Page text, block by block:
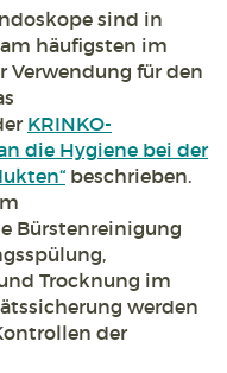
sind in
häufigsten im
Verwendung für den
KRINKO-
die Hygiene bei der
beschrieben.
Bürstenreinigung
Trocknung im
werden
der